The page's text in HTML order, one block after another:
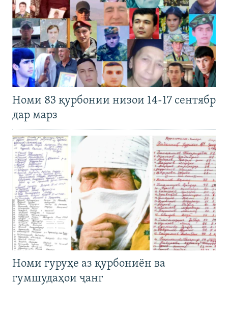
Номи 83 қурбонии низои 14-17 сентябр
дар марз
Номи гуруҳе аз қурбониён ва
гумшудаҳои ҷанг